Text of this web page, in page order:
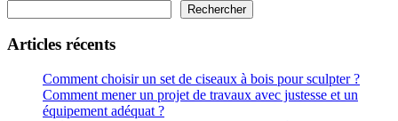
Rechercher
Articles récents
Comment choisir un set de ciseaux à bois pour sculpter ?
Comment mener un projet de travaux avec justesse et un
équipement adéquat ?